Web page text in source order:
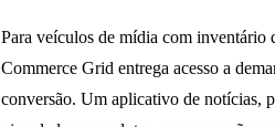
Para veículos de mídia com inventário
Commerce Grid entrega acesso a
conversão. Um aplicativo de notícias,